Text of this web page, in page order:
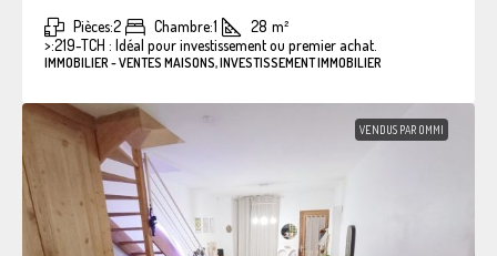
Pièces:2 Chambre:1 28 m²
>:219-TCH : Idéal pour investissement ou premier achat.
IMMOBILIER - VENTES MAISONS, INVESTISSEMENT IMMOBILIER
VENDUS PAR OMMI